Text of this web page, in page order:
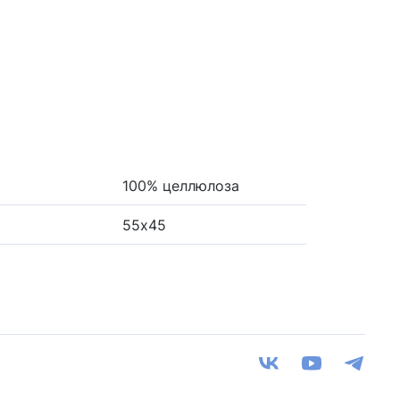
100% целлюлоза
55х45